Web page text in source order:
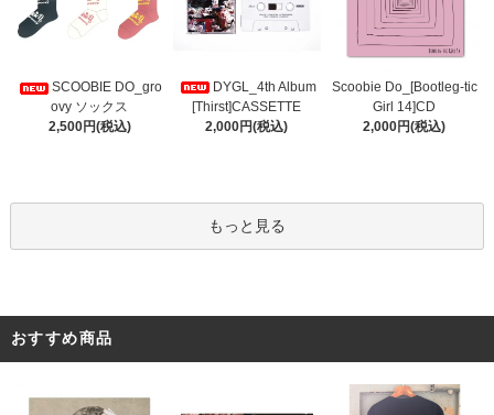
SCOOBIE DO_gro
ovy ソックス
2,500円(税込)
DYGL_4th Album
[Thirst]CASSETTE
2,000円(税込)
Scoobie Do_[Bootleg-tic
Girl 14]CD
2,000円(税込)
もっと見る
おすすめ商品